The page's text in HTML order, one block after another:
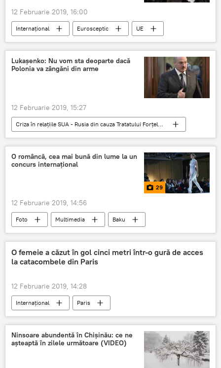
12 Februarie 2019, 16:00
Internaţional Eurosceptic
UE
Alegeri europarlamentare
Rusia
Lukașenko: Nu vom sta deoparte dacă
Polonia va zângăni din arme
12 Februarie 2019, 15:27
Criza în relațiile SUA - Rusia din cauza Tratatului Forțelor Nucleare Intermediare (INF)
Internaţional
Aleksandr Lukașenko
Belarus
Polonia
O româncă, cea mai bună din lume la un
concurs internațional
29
12 Februarie 2019, 14:56
Foto Multimedia
Baku
concurs
România
O femeie a căzut în gol cinci metri într-o gură de acces
la catacombele din Paris
12 Februarie 2019, 14:28
Internaţional Paris
Ninsoare abundentă în Chișinău: ce ne
așteaptă în zilele următoare (VIDEO)